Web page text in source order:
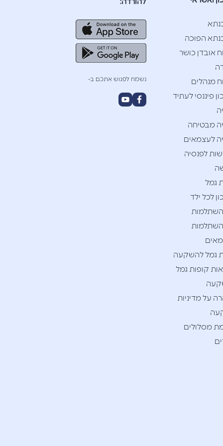
הפוכה
אובדן כושר
מנהלים
פיננסי לעתיד
מבטיחה
לעצמאים
לפנסיה
גמל
לכל ילד
השתלמות
השתלמות
גמל להשקעה
קופות גמל
על מדיניות
מסלולים
להורדה:
נשמח לפגוש אתכם ב-